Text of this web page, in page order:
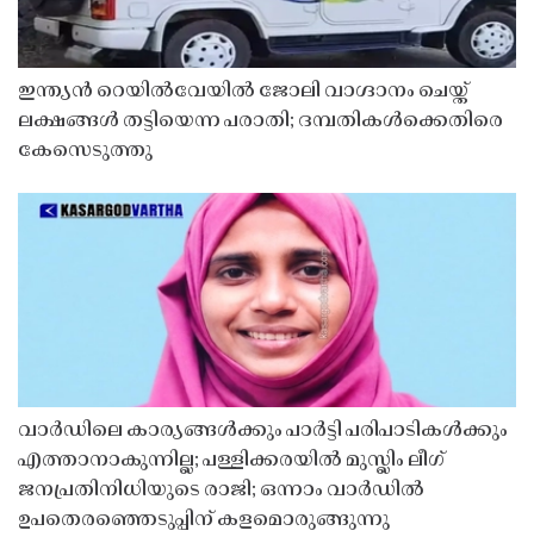
ഇന്ത്യൻ റെയിൽവേയിൽ ജോലി വാഗ്ദാനം ചെയ്ത്
ലക്ഷങ്ങൾ തട്ടിയെന്ന പരാതി; ദമ്പതികൾക്കെതിരെ
കേസെടുത്തു
വാർഡിലെ കാര്യങ്ങൾക്കും പാർട്ടി പരിപാടികൾക്കും
എത്താനാകുന്നില്ല; പള്ളിക്കരയിൽ മുസ്ലിം ലീഗ്
ജനപ്രതിനിധിയുടെ രാജി; ഒന്നാം വാർഡിൽ
ഉപതെരഞ്ഞെടുപ്പിന് കളമൊരുങ്ങുന്നു